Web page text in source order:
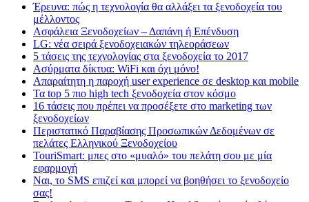
Έρευνα: πώς η τεχνολογία θα αλλάξει τα ξενοδοχεία του
μέλλοντος
Ασφάλεια Ξενοδοχείων – Δαπάνη ή Επένδυση
LG: νέα σειρά ξενοδοχειακών τηλεοράσεων
5 τάσεις της τεχνολογίας στα ξενοδοχεία το 2017
Ασύρματα δίκτυα: WiFi και όχι μόνο!
Απαραίτητη η παροχή user experience σε desktop και mobile
Τα top 5 πιο high tech ξενοδοχεία στον κόσμο
16 τάσεις που πρέπει να προσέξετε στο marketing των
ξενοδοχείων
Περιστατικό Παραβίασης Προσωπικών Δεδομένων σε
πελάτες Ελληνικού Ξενοδοχείου
TouriSmart: μπες στο «μυαλό» του πελάτη σου με μία
εφαρμογή
Ναι, το SMS επιζεί και μπορεί να βοηθήσει το ξενοδοχείο
σας!